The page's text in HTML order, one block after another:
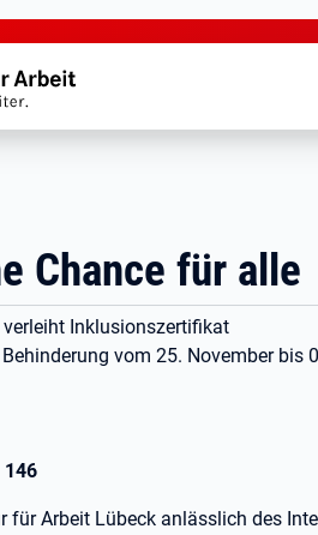
Chance für alle
Inklusionszertifikat
vom 25. November bis
146
für Arbeit Lübeck anlässlich des